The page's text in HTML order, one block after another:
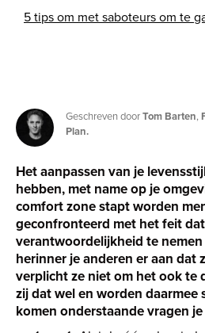
5 tips om met saboteurs om te
Geschreven doorTom Barten,
Plan.
Het aanpassen van je
hebben, met name op je
comfort zone stapt worden
geconfronteerd met het feit
verantwoordelijkheid te
herinner je anderen er aan dat
verplicht ze niet om het ook te
zij dat wel en worden daarmee
komen onderstaande vragen